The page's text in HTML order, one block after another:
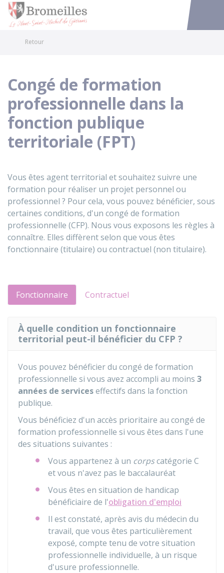
Accéder
Retour
Congé de formation
professionnelle dans la
fonction publique
territoriale (FPT)
Vous êtes agent territorial et souhaitez suivre une
formation pour réaliser un projet personnel ou
professionnel ? Pour cela, vous pouvez bénéficier, sous
certaines conditions, d'un congé de formation
professionnelle (CFP). Nous vous exposons les règles à
connaître. Elles diffèrent selon que vous êtes
fonctionnaire (titulaire) ou contractuel (non titulaire).
Fonctionnaire Contractuel
À quelle condition un fonctionnaire
territorial peut-il bénéficier du CFP ?
Vous pouvez bénéficier du congé de formation
professionnelle si vous avez accompli au moins 3
années de serviceseffectifs dans la fonction
publique.
Vous bénéficiez d'un accès prioritaire au congé de
formation professionnelle si vous êtes dans l'une
des situations suivantes :
Vous appartenez à un corpscatégorie C
et vous n'avez pas le baccalauréat
Vous êtes en situation de handicap
bénéficiaire de l'obligation d'emploi
Il est constaté, après avis du médecin du
travail, que vous êtes particulièrement
exposé, compte tenu de votre situation
professionnelle individuelle, à un risque
d'usure professionnelle.